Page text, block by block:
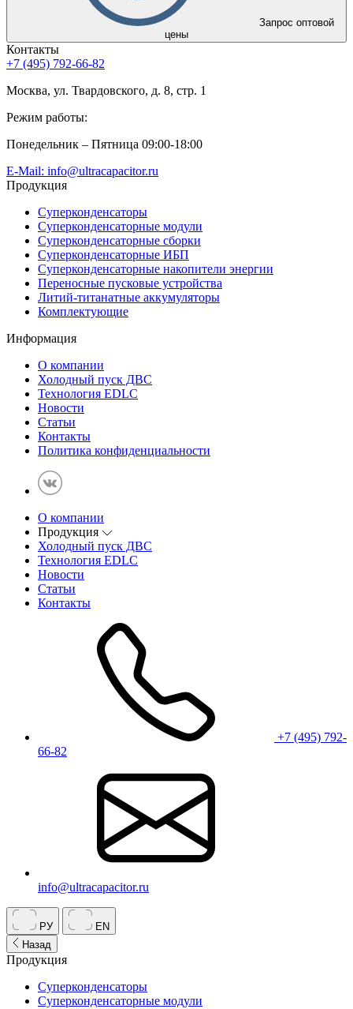
Запрос оптовой
цены
Контакты
+7 (495) 792-66-82
Москва, ул. Твардовского, д. 8, стр. 1
Режим работы:
Понедельник – Пятница 09:00-18:00
E-Mail: info@ultracapacitor.ru
Продукция
Суперконденсаторы
Суперконденсаторные модули
Суперконденсаторные сборки
Суперконденсаторные ИБП
Суперконденсаторные накопители энергии
Переносные пусковые устройства
Литий-титанатные аккумуляторы
Комплектующие
Информация
О компании
Холодный пуск ДВС
Технология EDLC
Новости
Статьи
Контакты
Политика конфиденциальности
О компании
Продукция
Холодный пуск ДВС
Технология EDLC
Новости
Статьи
Контакты
+7 (495) 792-
66-82
info@ultracapacitor.ru
РУ
EN
Назад
Продукция
Суперконденсаторы
Суперконденсаторные модули